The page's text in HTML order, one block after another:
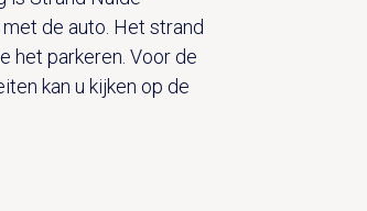
de auto. Het strand
het parkeren. Voor de
kan u kijken op de